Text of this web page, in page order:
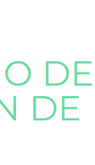
DE
DE